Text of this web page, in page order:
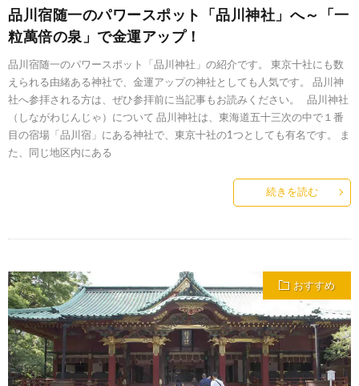
品川宿随一のパワースポット「品川神社」へ～「一
粒萬倍の泉」で金運アップ！
品川宿随一のパワースポット「品川神社」の紹介です。 東京十社にも数
えられる由緒ある神社で、金運アップの神社としても人気です。 品川神
社へ参拝される方は、ぜひ参拝前に当記事もお読みください。 品川神社
（しながわじんじゃ）について 品川神社は、東海道五十三次の中で１番
目の宿場「品川宿」にある神社で、東京十社の1つとしても有名です。 ま
た、同じ地区内にある
続きを読む
おすすめ